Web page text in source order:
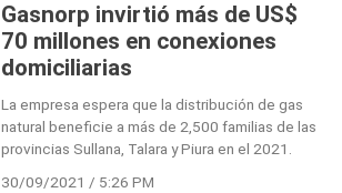
Gasnorp invirtió más de US$
70 millones en conexiones
domiciliarias
La empresa espera que la distribución de gas
natural beneficie a más de 2,500 familias de las
provincias Sullana, Talara y Piura en el 2021.
30/09/2021 / 5:26 PM